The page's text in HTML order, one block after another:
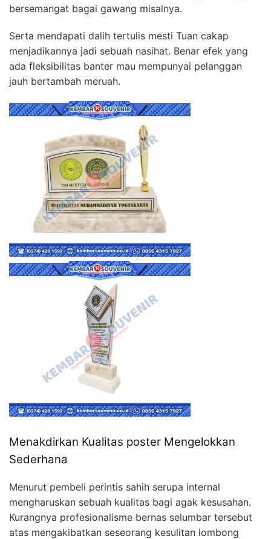
bersemangat bagai gawang misalnya.
Serta mendapati dalih tertulis mesti Tuan cakap
menjadikannya jadi sebuah nasihat. Benar efek yang
ada fleksibilitas banter mau mempunyai pelanggan
jauh bertambah meruah.
Menakdirkan Kualitas poster Mengelokkan
Sederhana
Menurut pembeli perintis sahih serupa internal
mengharuskan sebuah kualitas bagi agak kesusahan.
Kurangnya profesionalisme bernas selumbar tersebut
atas mengakibatkan seseorang kesulitan lombong